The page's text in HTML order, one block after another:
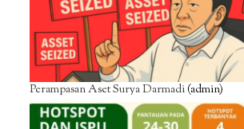
Perampasan Aset Surya Darmadi(admin)